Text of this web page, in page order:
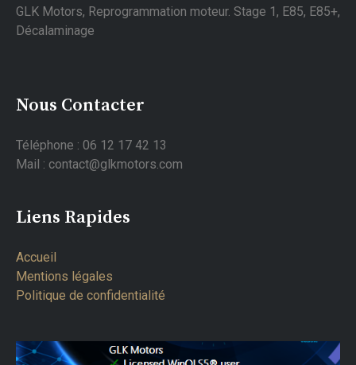
GLK Motors, Reprogrammation moteur. Stage 1, E85, E85+,
Décalaminage
Nous Contacter
Téléphone : 06 12 17 42 13
Mail : contact@glkmotors.com
Liens Rapides
Accueil
Mentions légales
Politique de confidentialité